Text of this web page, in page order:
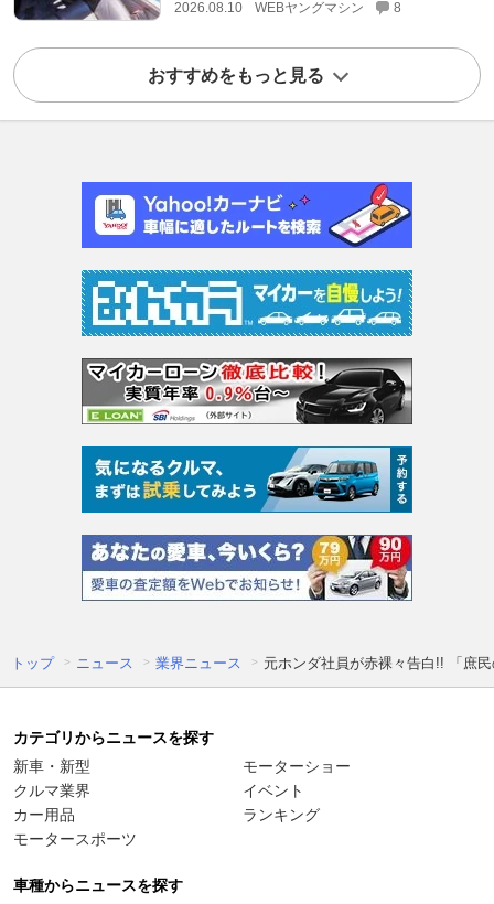
2026.08.10 WEBヤングマシン 8
おすすめをもっと見る
トップ ニュース 業界ニュース 元ホンダ社員が赤裸々告白!! 「庶
カテゴリからニュースを探す
新車・新型
クルマ業界
カー用品
モータースポーツ
モーターショー
イベント
ランキング
車種からニュースを探す